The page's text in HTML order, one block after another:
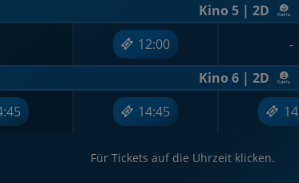
12:00 -
14:45
Kino 5 | 2D
Kino 6 | 2D
Für Tickets auf die Uhrzeit klicken.